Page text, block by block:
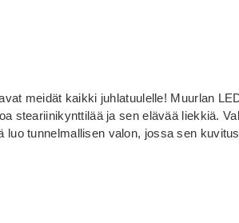
meidät kaikki juhlatuulelle! Muurlan
steariinikynttilää ja sen elävää liekkiä.
luo tunnelmallisen valon, jossa sen